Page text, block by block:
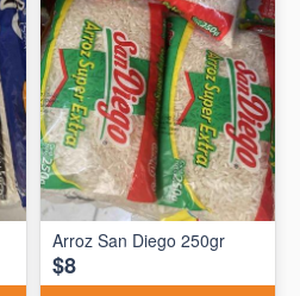
Arroz San Diego 250gr
$8